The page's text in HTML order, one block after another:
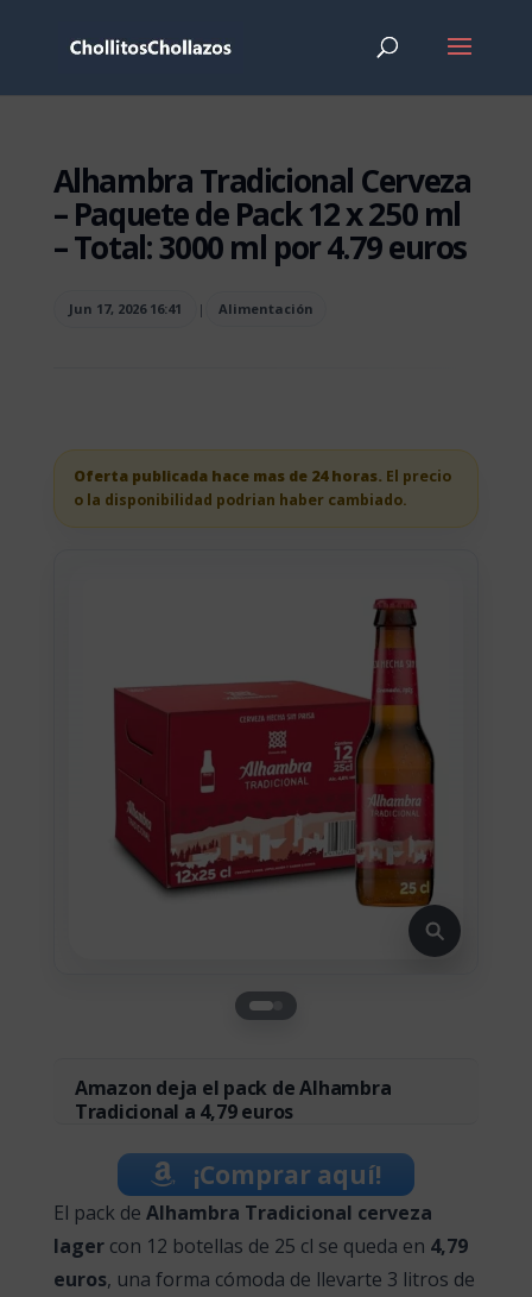
Alhambra Tradicional Cerveza
– Paquete de Pack 12 x 250 ml
– Total: 3000 ml por 4.79 euros
Jun 17, 2026 16:41 | Alimentación
Oferta publicada hace mas de 24 horas. El precio
o la disponibilidad podrian haber cambiado.
Amazon deja el pack de Alhambra
Tradicional a 4,79 euros
¡Comprar aquí!
El pack de Alhambra Tradicional cerveza
lagercon 12 botellas de 25 cl se queda en 4,79
euros, una forma cómoda de llevarte 3 litros de